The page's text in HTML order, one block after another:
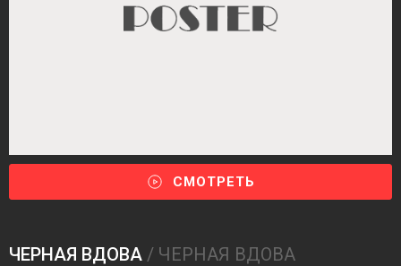
СМОТРЕТЬ
ЧЕРНАЯ ВДОВА / ЧЕРНАЯ ВДОВА